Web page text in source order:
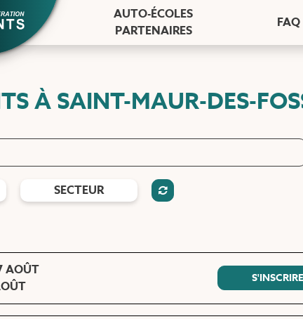
AUTO-ÉCOLES
PARTENAIRES
FAQ
À SAINT-MAUR-DES-
SECTEUR
AOÛT
S'INSCRIRE